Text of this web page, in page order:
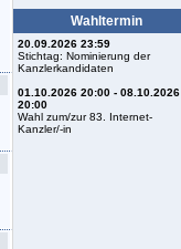
Wahltermin
20.09.2026 23:59
Stichtag: Nominierung der
Kanzlerkandidaten
01.10.2026 20:00 - 08.10.2026
20:00
Wahl zum/zur 83. Internet-
Kanzler/-in